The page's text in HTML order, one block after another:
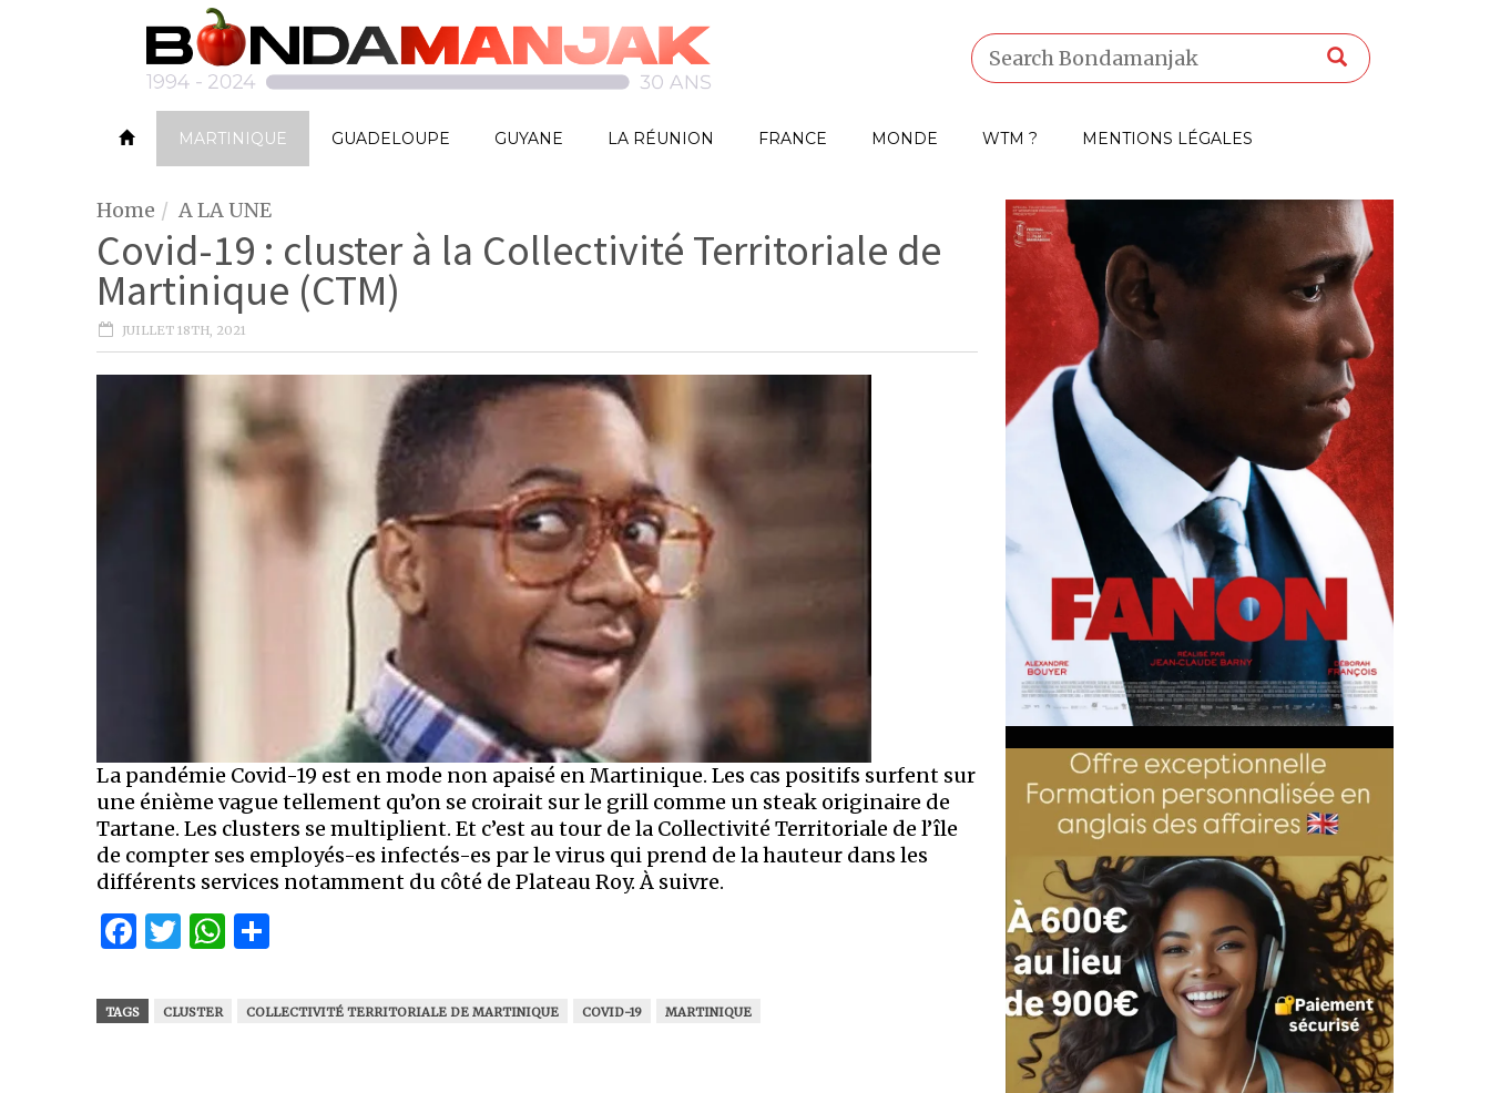
MARTINIQUE GUADELOUPE GUYANE LA RÉUNION FRANCE MONDE WTM ? MENTIONS LÉGALES
Home A LA UNE
Covid-19 : cluster à la Collectivité Territoriale de
Martinique (CTM)
JUILLET 18TH, 2021
La pandémie Covid-19 est en mode non apaisé en Martinique. Les cas positifs surfent sur
une énième vague tellement qu’on se croirait sur le grill comme un steak originaire de
Tartane. Les clusters se multiplient. Et c’est au tour de la Collectivité Territoriale de l’île
de compter ses employés-es infectés-es par le virus qui prend de la hauteur dans les
différents services notamment du côté de Plateau Roy. À suivre.
Facebook
Twitter
WhatsApp
TAGS CLUSTER COLLECTIVITÉ TERRITORIALE DE MARTINIQUE COVID-19 MARTINIQUE